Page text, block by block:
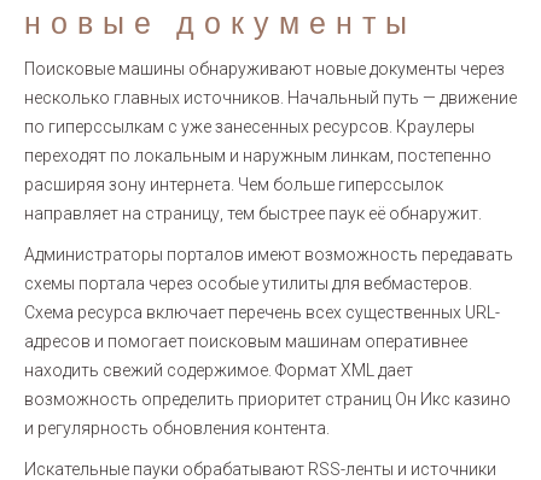
новые документы
Поисковые машины обнаруживают новые документы через
несколько главных источников. Начальный путь — движение
по гиперссылкам с уже занесенных ресурсов. Краулеры
переходят по локальным и наружным линкам, постепенно
расширяя зону интернета. Чем больше гиперссылок
направляет на страницу, тем быстрее паук её обнаружит.
Администраторы порталов имеют возможность передавать
схемы портала через особые утилиты для вебмастеров.
Схема ресурса включает перечень всех существенных URL-
адресов и помогает поисковым машинам оперативнее
находить свежий содержимое. Формат XML дает
возможность определить приоритет страниц Он Икс казино
и регулярность обновления контента.
Искательные пауки обрабатывают RSS-ленты и источники